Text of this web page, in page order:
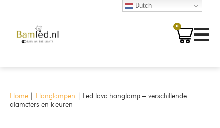
0
Home | Hanglampen | Led lava hanglamp – verschillende
diameters en kleuren
Dutch